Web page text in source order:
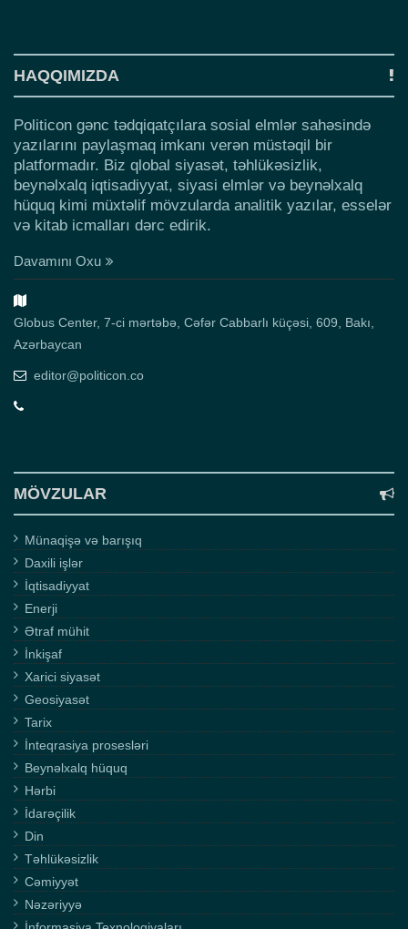
HAQQIMIZDA
Politicon gənc tədqiqatçılara sosial elmlər sahəsində
yazılarını paylaşmaq imkanı verən müstəqil bir
platformadır. Biz qlobal siyasət, təhlükəsizlik,
beynəlxalq iqtisadiyyat, siyasi elmlər və beynəlxalq
hüquq kimi müxtəlif mövzularda analitik yazılar, esselər
və kitab icmalları dərc edirik.
Davamını Oxu
Globus Center, 7-ci mərtəbə, Cəfər Cabbarlı küçəsi, 609, Bakı,
Azərbaycan
editor@politicon.co
MÖVZULAR
Münaqişə və barışıq
Daxili işlər
İqtisadiyyat
Enerji
Ətraf mühit
İnkişaf
Xarici siyasət
Geosiyasət
Tarix
İnteqrasiya prosesləri
Beynəlxalq hüquq
Hərbi
İdarəçilik
Din
Təhlükəsizlik
Cəmiyyət
Nəzəriyyə